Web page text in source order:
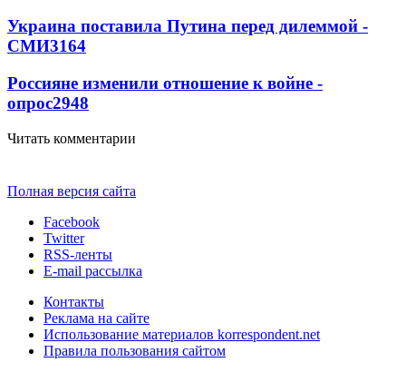
Украина поставила Путина перед дилеммой -
СМИ3164
Россияне изменили отношение к войне -
опрос2948
Читать комментарии
Полная версия сайта
Facebook
Twitter
RSS-ленты
E-mail рассылка
Контакты
Реклама на сайте
Использование материалов korrespondent.net
Правила пользования сайтом